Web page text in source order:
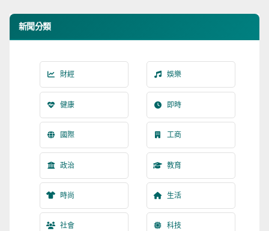
新聞分類
財經 娛樂
健康 即時
國際 工商
政治 教育
時尚 生活
社會 科技